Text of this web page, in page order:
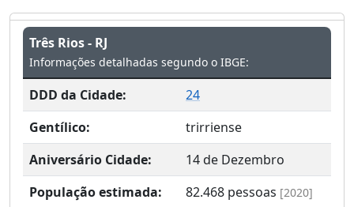
Três Rios - RJ
Informações detalhadas segundo o IBGE:
DDD da Cidade:
24
Gentílico:
trirriense
Aniversário Cidade:
14 de Dezembro
População estimada:
82.468 pessoas [2020]